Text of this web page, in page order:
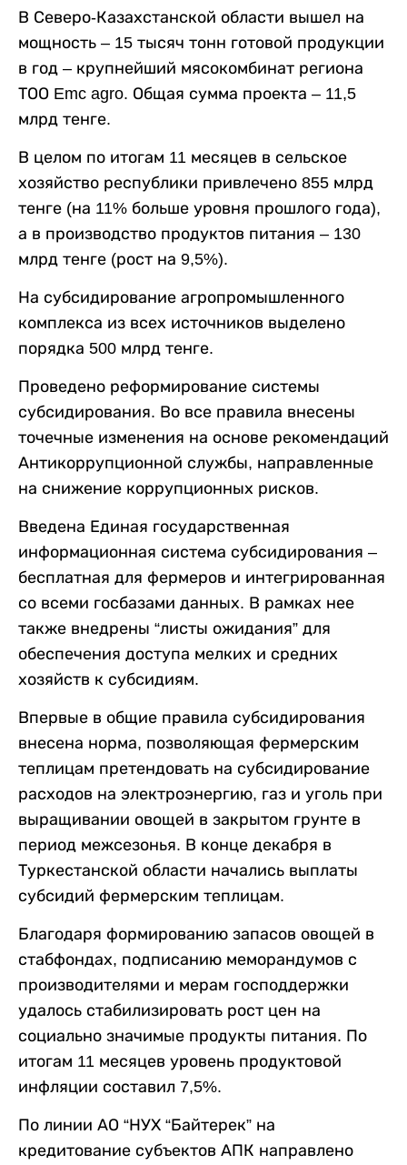
В Северо-Казахстанской области вышел на
мощность – 15 тысяч тонн готовой продукции
в год – крупнейший мясокомбинат региона
ТОО Emc agro. Общая сумма проекта – 11,5
млрд тенге.
В целом по итогам 11 месяцев в сельское
хозяйство республики привлечено 855 млрд
тенге (на 11% больше уровня прошлого года),
а в производство продуктов питания – 130
млрд тенге (рост на 9,5%).
На субсидирование агропромышленного
комплекса из всех источников выделено
порядка 500 млрд тенге.
Проведено реформирование системы
субсидирования. Во все правила внесены
точечные изменения на основе рекомендаций
Антикоррупционной службы, направленные
на снижение коррупционных рисков.
Введена Единая государственная
информационная система субсидирования –
бесплатная для фермеров и интегрированная
со всеми госбазами данных. В рамках нее
также внедрены “листы ожидания” для
обеспечения доступа мелких и средних
хозяйств к субсидиям.
Впервые в общие правила субсидирования
внесена норма, позволяющая фермерским
теплицам претендовать на субсидирование
расходов на электроэнергию, газ и уголь при
выращивании овощей в закрытом грунте в
период межсезонья. В конце декабря в
Туркестанской области начались выплаты
субсидий фермерским теплицам.
Благодаря формированию запасов овощей в
стабфондах, подписанию меморандумов с
производителями и мерам господдержки
удалось стабилизировать рост цен на
социально значимые продукты питания. По
итогам 11 месяцев уровень продуктовой
инфляции составил 7,5%.
По линии АО “НУХ “Байтерек” на
кредитование субъектов АПК направлено